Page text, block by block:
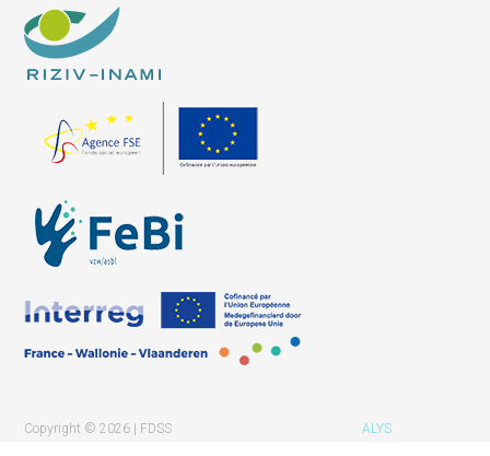
Copyright © 2026 | FDSS ALYS